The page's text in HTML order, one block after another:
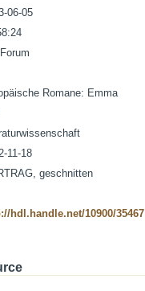
06-05
Romane: Emma
11-18
geschnitten
hdl.handle.net/10900/35467